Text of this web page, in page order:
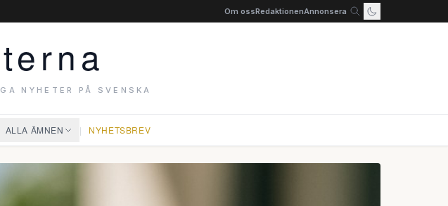
Om ossRedaktionenAnnonsera
NYHETER PÅ SVENSKA
ALLA ÄMNEN | NYHETSBREV